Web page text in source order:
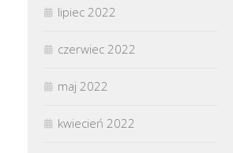
lipiec 2022
czerwiec 2022
maj 2022
kwiecień 2022